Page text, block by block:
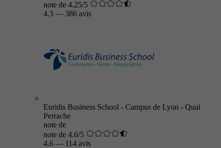
note de 4.25/5
4.3 — 386 avis
Euridis Business School - Campus de Lyon - Quai
Perrache
note de
note de 4.6/5
4.6 — 114 avis